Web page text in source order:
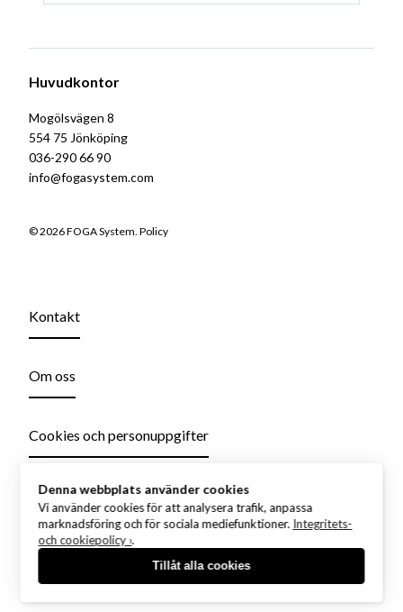
Huvudkontor
Mogölsvägen 8
554 75 Jönköping
036-290 66 90
info@fogasystem.com
© 2026 FOGA System. Policy
Kontakt
Om oss
Cookies och personuppgifter
Denna webbplats använder cookies
Vi använder cookies för att analysera trafik, anpassa
marknadsföring och för sociala mediefunktioner. Integritets-
och cookiepolicy ›.
Tillåt alla cookies